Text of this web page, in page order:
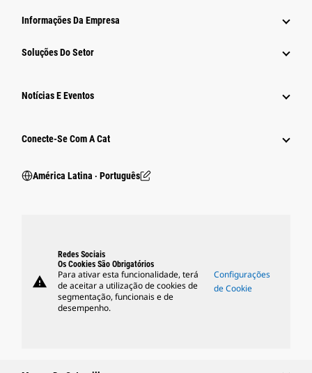
Informações Da Empresa
Soluções Do Setor
Notícias E Eventos
Conecte-Se Com A Cat
América Latina ‧ Português
warning
Redes Sociais
Os Cookies São Obrigatórios
Para ativar esta funcionalidade, terá
de aceitar a utilização de cookies de
segmentação, funcionais e de
desempenho.
Configurações
de Cookie